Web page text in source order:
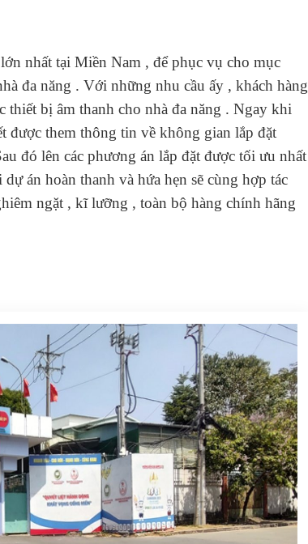
nhất tại Miền Nam , để phục vụ cho mục
đa năng . Với những nhu cầu ấy , khách hàng
thiết bị âm thanh cho nhà đa năng . Ngay khi
được them thông tin về không gian lắp đặt
đó lên các phương án lắp đặt được tối ưu nhất
án hoàn thanh và hứa hẹn sẽ cùng hợp tác
ngặt , kĩ lưỡng , toàn bộ hàng chính hãng